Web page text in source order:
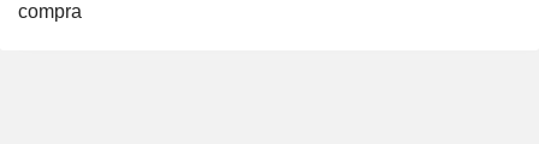
compra